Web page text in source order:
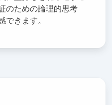
のための論理的思考
できます。